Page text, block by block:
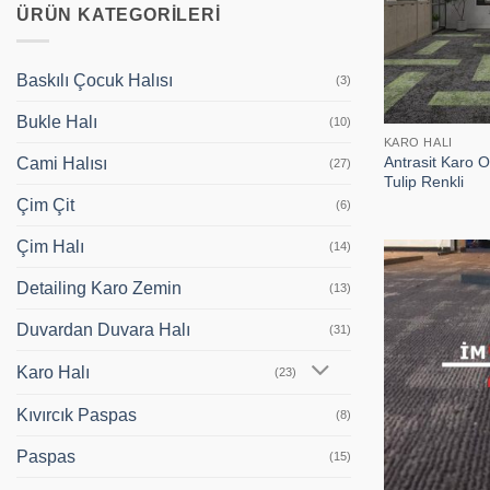
ÜRÜN KATEGORILERI
Baskılı Çocuk Halısı (3)
Bukle Halı (10)
Cami Halısı (27)
Çim Çit (6)
Çim Halı (14)
Detailing Karo Zemin (13)
Duvardan Duvara Halı (31)
Karo Halı (23)
Kıvırcık Paspas (8)
Paspas (15)
KARO HALI
Antrasit Karo
Tulip Renkli